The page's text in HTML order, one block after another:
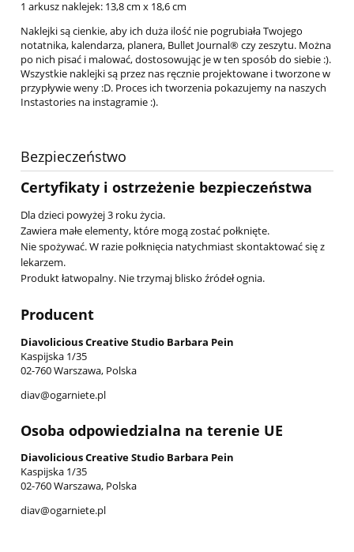
1 arkusz naklejek: 13,8 cm x 18,6 cm
Naklejki są cienkie, aby ich duża ilość nie pogrubiała Twojego
notatnika, kalendarza, planera, Bullet Journal® czy zeszytu. Można
po nich pisać i malować, dostosowując je w ten sposób do siebie :).
Wszystkie naklejki są przez nas ręcznie projektowane i tworzone w
przypływie weny :D. Proces ich tworzenia pokazujemy na naszych
Instastories na instagramie :).
Bezpieczeństwo
Certyfikaty i ostrzeżenie bezpieczeństwa
Dla dzieci powyżej 3 roku życia.
Zawiera małe elementy, które mogą zostać połknięte.
Nie spożywać. W razie połknięcia natychmiast skontaktować się z
lekarzem.
Produkt łatwopalny. Nie trzymaj blisko źródeł ognia.
Producent
Diavolicious Creative Studio Barbara Pein
Kaspijska 1/35
02-760 Warszawa, Polska
diav@ogarniete.pl
Osoba odpowiedzialna na terenie UE
Diavolicious Creative Studio Barbara Pein
Kaspijska 1/35
02-760 Warszawa, Polska
diav@ogarniete.pl